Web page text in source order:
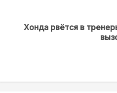
NextХонда рвётся в